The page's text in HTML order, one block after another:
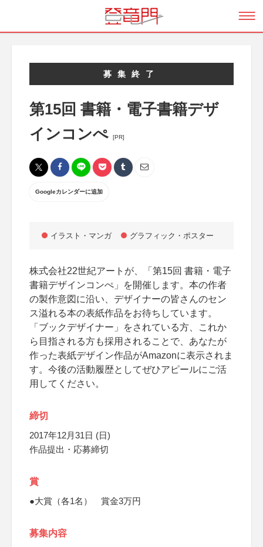
募集終了
第15回 書籍・電子書籍デザ
インコンぺ
[PR]
Googleカレンダーに追加
イラスト・マンガ グラフィック・ポスター
株式会社22世紀アートが、「第15回 書籍・電子
書籍デザインコンぺ」を開催します。本の作者
の製作意図に沿い、デザイナーの皆さんのセン
ス溢れる本の表紙作品をお待ちしています。
「ブックデザイナー」をされている方、これか
ら目指される方も採用されることで、あなたが
作った表紙デザイン作品がAmazonに表示されま
す。今後の活動履歴としてぜひアピールにご活
用してください。
締切
2017年12月31日 (日)
作品提出・応募締切
賞
●大賞（各1名） 賞金3万円
募集内容